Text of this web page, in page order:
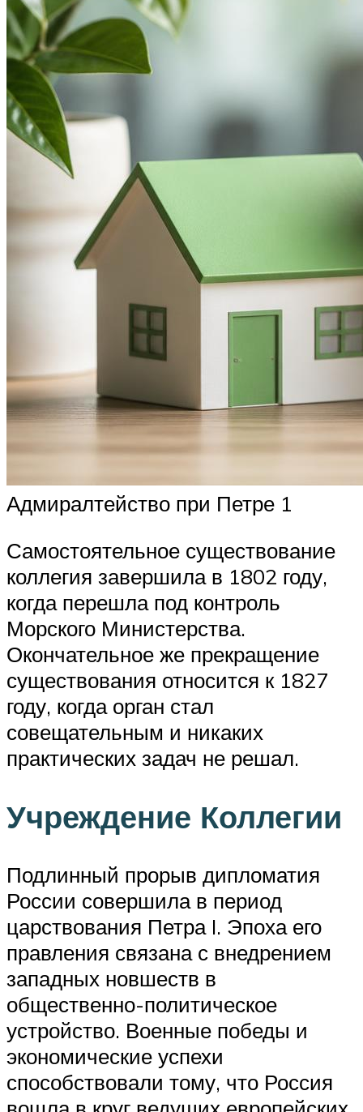
Адмиралтейство при Петре 1
Самостоятельное существование
коллегия завершила в 1802 году,
когда перешла под контроль
Морского Министерства.
Окончательное же прекращение
существования относится к 1827
году, когда орган стал
совещательным и никаких
практических задач не решал.
Учреждение Коллегии
Подлинный прорыв дипломатия
России совершила в период
царствования Петра I. Эпоха его
правления связана с внедрением
западных новшеств в
общественно-политическое
устройство. Военные победы и
экономические успехи
способствовали тому, что Россия